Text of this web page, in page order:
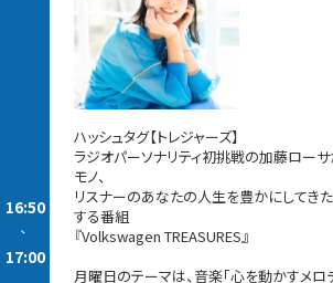
16:50
-
17:00
ハッシュタグ【トレジャーズ】
ラジオパーソナリティ初挑戦の加藤ローサ
モノ、
リスナーのあなたの人生を豊かにしてき
する番組
『Volkswagen TREASURES』
月曜日のテーマは、音楽「心を動かすメロデ